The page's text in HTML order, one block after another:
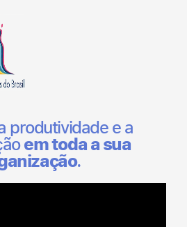
produtividade e a
em toda a sua
.